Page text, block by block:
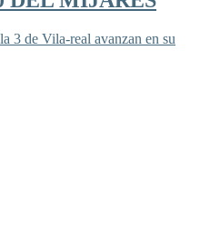
3 de Vila-real avanzan en su